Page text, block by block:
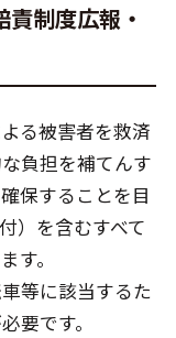
責制度広報・
る被害者を救済
負担を補てんす
保することを目
）を含むすべて
す。
等に該当するた
要です。